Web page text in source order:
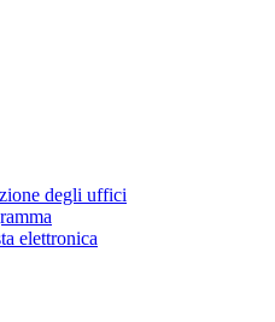
degli uffici
elettronica